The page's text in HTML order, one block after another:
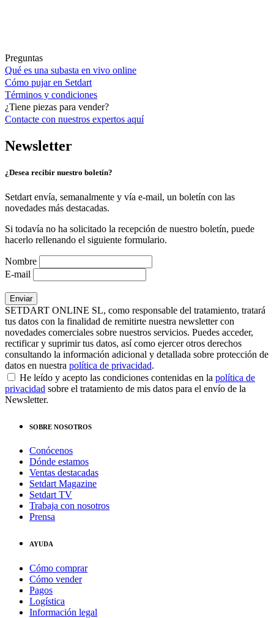
Preguntas
Qué es una subasta en vivo online
Cómo pujar en Setdart
Términos y condiciones
¿Tiene piezas para vender?
Contacte con nuestros expertos aquí
Newsletter
¿Desea recibir nuestro boletín?
Setdart envía, semanalmente y vía e-mail, un boletín con las
novedades más destacadas.
Si todavía no ha solicitado la recepción de nuestro boletín, puede
hacerlo rellenando el siguiente formulario.
Nombre
E-mail
SETDART ONLINE SL, como responsable del tratamiento, tratará
tus datos con la finalidad de remitirte nuestra newsletter con
novedades comerciales sobre nuestros servicios. Puedes acceder,
rectificar y suprimir tus datos, así como ejercer otros derechos
consultando la información adicional y detallada sobre protección de
datos en nuestra política de privacidad.
He leído y acepto las condiciones contenidas en la política de
privacidad sobre el tratamiento de mis datos para el envío de la
Newsletter.
SOBRE NOSOTROS
Conócenos
Dónde estamos
Ventas destacadas
Setdart Magazine
Setdart TV
Trabaja con nosotros
Prensa
AYUDA
Cómo comprar
Cómo vender
Pagos
Logística
Información legal